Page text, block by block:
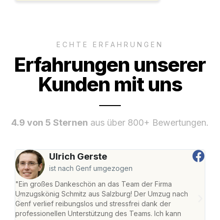
ECHTE ERFAHRUNGEN
Erfahrungen unserer
Kunden mit uns
4.9 von 5 Sternen aus über 800+ Bewertungen.
Ulrich Gerste
ist nach Genf umgezogen
"Ein großes Dankeschön an das Team der Firma
Umzugskönig Schmitz aus Salzburg! Der Umzug nach
Genf verlief reibungslos und stressfrei dank der
professionellen Unterstützung des Teams. Ich kann